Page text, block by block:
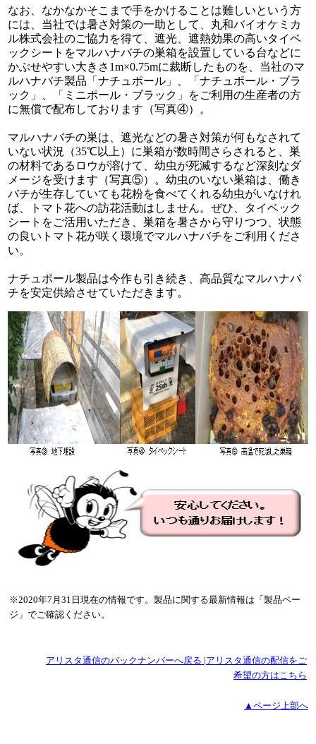
なお、なかなかそこまで手をかけることは難しいという方
には、当社では暑さ対策の一助として、丸和バイオケミカ
ル株式会社のご協力を得て、遮光、遮熱効果の高いタイベ
ックシートをマルハナバチの巣箱を設置している台などに
かぶせやすい大きさ1m×0.75mに裁断したものを、当社のマ
ルハナバチ製品「ナチュポール」、「ナチュポール・ブラ
ック」、「ミニポール・ブラック」をご利用の生産者の方
に無償で配布しております（写真④）。
マルハナバチの巣は、遮光などの暑さ対策が何もなされて
いない状況（35℃以上）に巣箱が数時間さらされると、巣
の材料であるロウが溶けて、幼虫が死滅するなど深刻なダ
メージを受けます（写真⑤）。幼虫のいない巣箱は、働き
バチが生存していても花粉を食べてくれる幼虫がいなけれ
ば、トマト花への訪花活動はしません。ぜひ、タイベック
シートをご活用いただき、巣箱を暑さから守りつつ、状態
の良いトマト花が咲く環境でマルハナバチをご利用くださ
い。
ナチュポール製品は今作も引き続き、高品質なマルハナバ
チを安定供給させていただきます。
※2020年7月31日現在の情報です。製品に関する最新情報は「製品ペー
ジ」でご確認ください。
アリスタ通信のバックナンバーへ戻る |アリスタ通信の配信をご
希望の方はこちら
▲ページ上部へ